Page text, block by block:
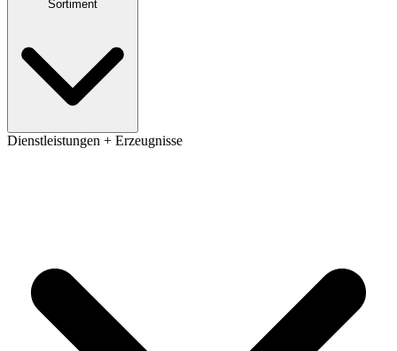
Sortiment
Dienstleistungen + Erzeugnisse